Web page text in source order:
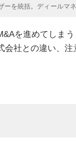
を統括。ディールマ
を進めてしま
社との違い、